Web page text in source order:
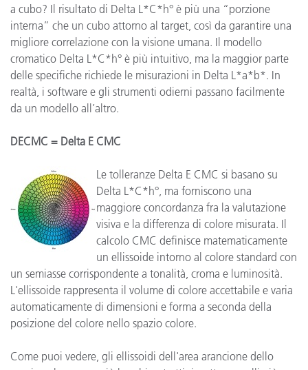
a cubo? Il risultato di Delta L*C*h° è più una “porzione
interna” che un cubo attorno al target, così da garantire una
migliore correlazione con la visione umana. Il modello
cromatico Delta L*C*h° è più intuitivo, ma la maggior parte
delle specifiche richiede le misurazioni in Delta L*a*b*. In
realtà, i software e gli strumenti odierni passano facilmente
da un modello all’altro.
DECMC = Delta E CMC
Le tolleranze Delta E CMC si basano su
Delta L*C*h°, ma forniscono una
maggiore concordanza fra la valutazione
visiva e la differenza di colore misurata. Il
calcolo CMC definisce matematicamente
un ellissoide intorno al colore standard con
un semiasse corrispondente a tonalità, croma e luminosità.
L'ellissoide rappresenta il volume di colore accettabile e varia
automaticamente di dimensioni e forma a seconda della
posizione del colore nello spazio colore.
Come puoi vedere, gli ellissoidi dell'area arancione dello